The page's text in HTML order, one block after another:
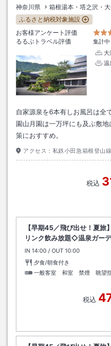
神奈川県 箱根湯本・塔之沢・
ふるさと納税対象施設
お客様アンケート評価
るるぶトラベル評価
集計中
大
温
自家源泉を6本有しお風呂は全
園山月園は一万坪にも及ぶ敷
策におすすめ。
アクセス： 私鉄小田急箱根登山
税込
【早期45／飛び出せ！夏
リンク飲み放題◇温泉ガー
IN チェックイン
14:00 / OUT チェックアウト
10:00
夕食/朝食付き
一般客室 和室 禁煙 眺望指
税込